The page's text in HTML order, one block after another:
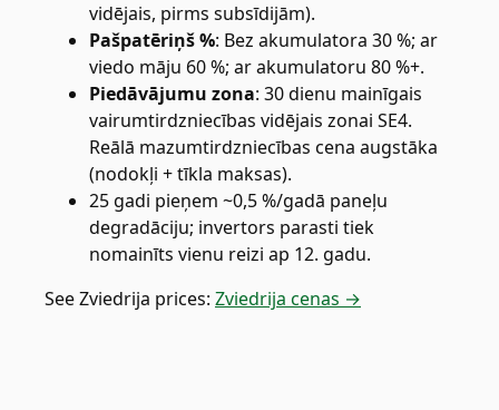
vidējais, pirms subsīdijām).
Pašpatēriņš %: Bez akumulatora 30 %; ar
viedo māju 60 %; ar akumulatoru 80 %+.
Piedāvājumu zona: 30 dienu mainīgais
vairumtirdzniecības vidējais zonai SE4.
Reālā mazumtirdzniecības cena augstāka
(nodokļi + tīkla maksas).
25 gadi pieņem ~0,5 %/gadā paneļu
degradāciju; invertors parasti tiek
nomainīts vienu reizi ap 12. gadu.
SeeZviedrija prices: Zviedrija cenas →